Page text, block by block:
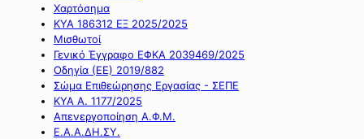
Χαρτόσημα
ΚΥΑ 186312 ΕΞ 2025/2025
Μισθωτοί
Γενικό Έγγραφο ΕΦΚΑ 2039469/2025
Οδηγία (ΕΕ) 2019/882
Σώμα Επιθεώρησης Εργασίας - ΣΕΠΕ
ΚΥΑ Α. 1177/2025
Απενεργοποίηση Α.Φ.Μ.
Ε.Α.Α.ΔΗ.ΣΥ.